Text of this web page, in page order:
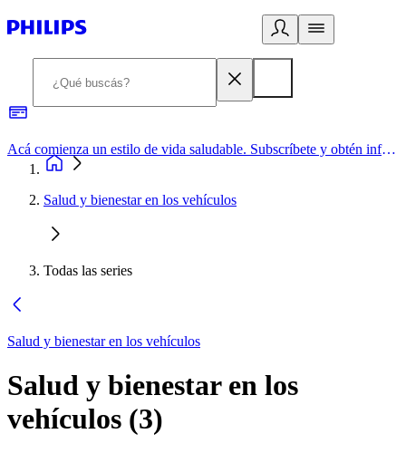
Acá comienza un estilo de vida saludable. Subscríbete y obtén información de primera mano
Salud y bienestar en los vehículos
Todas las series
Salud y bienestar en los vehículos
Salud y bienestar en los
vehículos (3)